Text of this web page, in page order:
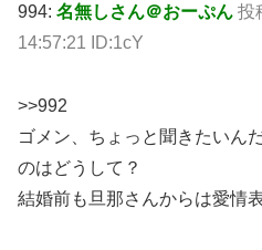
994: 名無しさん＠おーぷん 投
14:57:21 ID:1cY
>>992
ゴメン、ちょっと聞きたいん
のはどうして？
結婚前も旦那さんからは愛情